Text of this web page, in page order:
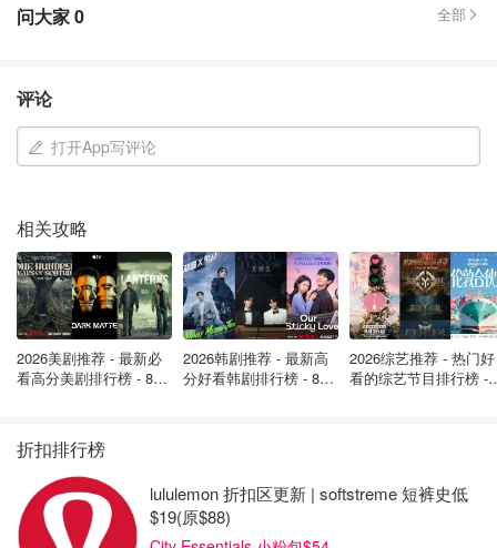
约克区自动速度执法仪
区域实施限速。如果车辆在自动限速执法区域超过张贴的限
速，自动限速执法系统会捕捉图像，由省级违法官员审查。
在接下来的 30 天内，将邮寄违规照片、车牌和罚单以及相
罚款遵循安大略省法院的既定罚款标准：
超速1至19公里/小时，每公里5元；
超速20至29公里/小时，每公里7.5元；
超速50公里/小时或以上，由法院解决。
1.罚款
票据包含图像的数字化副本和车牌图像的放大图，将邮寄给
问大家0 全部
评论
打开App写评论
相关攻略
2026美剧推荐 - 最新必
看高分美剧排行榜 - 8月
2026韩剧推荐 - 最新高
分好看韩剧排行榜 - 8月
2026综艺推荐 - 热门好
看的综艺节目排行榜 -
折扣排行榜
lululemon 折扣区更新 | softstreme 短裤史低
$19(原$88)